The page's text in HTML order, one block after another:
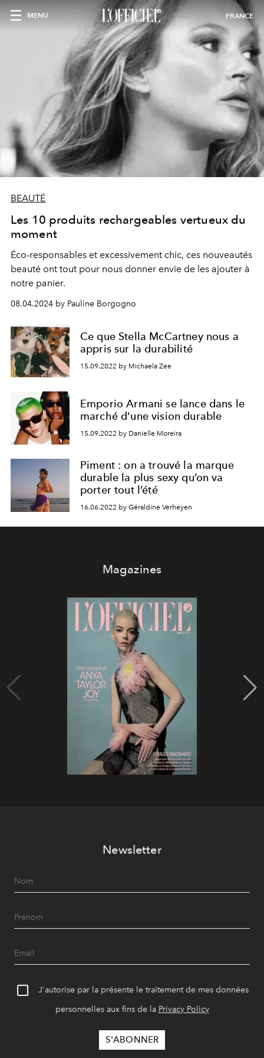
MENU FRANCE
BEAUTÉ
Les 10 produits rechargeables vertueux du
moment
Éco-responsables et excessivement chic, ces nouveautés
beauté ont tout pour nous donner envie de les ajouter à
notre panier.
08.04.2024 by Pauline Borgogno
Ce que Stella McCartney nous a
appris sur la durabilité
15.09.2022 by Michaela Zee
Emporio Armani se lance dans le
marché d'une vision durable
15.09.2022 by Danielle Moreira
Piment : on a trouvé la marque
durable la plus sexy qu’on va
porter tout l’été
16.06.2022 by Géraldine Verheyen
Magazines
Newsletter
J'autorise par la présente le traitement de mes données
personnelles aux fins de la Privacy Policy